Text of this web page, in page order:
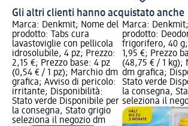
Gli altri clienti hanno acquistato anche
Marca: Denkmit; Nome del
prodotto: Tabs cura
lavastoviglie con pellicola
idrosolubile, 4 pz; Prezzo:
2,15 €; Prezzo base: 4 pz
(0,54 € / 1 pz); Marchio dm
grafica; Avviso di pericolo:
irritante; Disponibilità:
Stato verde Disponibile per
la consegna, Stato grigio
seleziona il negozio dm
Marca:
prodotto:
frigorifero, 40
1,95 €; Prezzo
(48,75 € / 1 kg);
dm grafica;
Stato verde
la consegna,
seleziona il